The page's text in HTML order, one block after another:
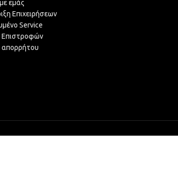
εμάς
Επιχειρήσεων
Service
Επιστροφών
απορρήτου